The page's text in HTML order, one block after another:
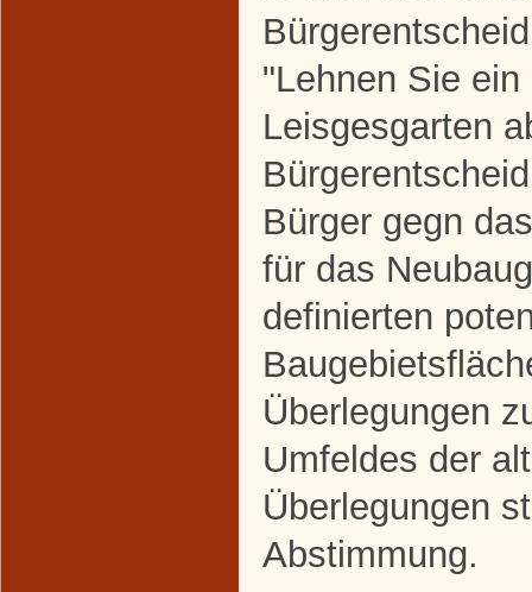
"Lehnen Sie
Leisgesgarten
Bürger gegn
für das
definierten
Überlegungen
Umfeldes der
Überlegungen
Abstimmung.